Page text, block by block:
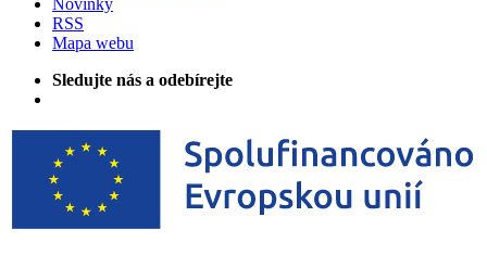
Novinky
RSS
Mapa webu
Sledujte nás a odebírejte